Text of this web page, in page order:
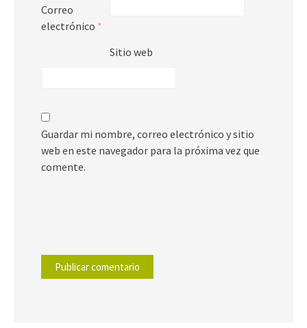
Correo
electrónico *
Sitio web
Guardar mi nombre, correo electrónico y sitio
web en este navegador para la próxima vez que
comente.